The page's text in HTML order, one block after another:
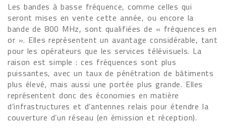
Les bandes à basse fréquence, comme celles qui
seront mises en vente cette année, ou encore la
bande de 800 MHz, sont qualifiées de « fréquences en
or ». Elles représentent un avantage considérable, tant
pour les opérateurs que les services télévisuels. La
raison est simple : ces fréquences sont plus
puissantes, avec un taux de pénétration de bâtiments
plus élevé, mais aussi une portée plus grande. Elles
représentent donc des économies en matière
d’infrastructures et d’antennes relais pour étendre la
couverture d’un réseau (en émission et réception).